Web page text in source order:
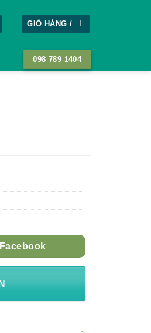
GIỎ HÀNG /
098 789 1404